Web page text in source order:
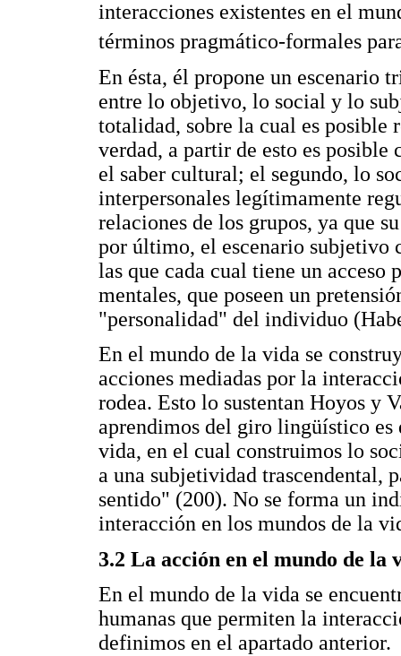
interacciones existentes en el
términos pragmático-formales
En ésta, él propone un escenario
entre lo objetivo, lo social y lo
totalidad, sobre la cual es posible
verdad, a partir de esto es
el saber cultural; el segundo, lo
interpersonales legítimamente
relaciones de los grupos, ya que
por último, el escenario subjetivo
las que cada cual tiene un
mentales, que poseen un
"personalidad" del individuo
En el mundo de la vida se
acciones mediadas por la
rodea. Esto lo sustentan Hoyos y
aprendimos del giro lingüístico
vida, en el cual construimos lo
a una subjetividad trascendental,
sentido" (200). No se forma un
interacción en los mundos de la
3.2 La acción en el mundo de la
En el mundo de la vida se
humanas que permiten la
definimos en el apartado anterior.